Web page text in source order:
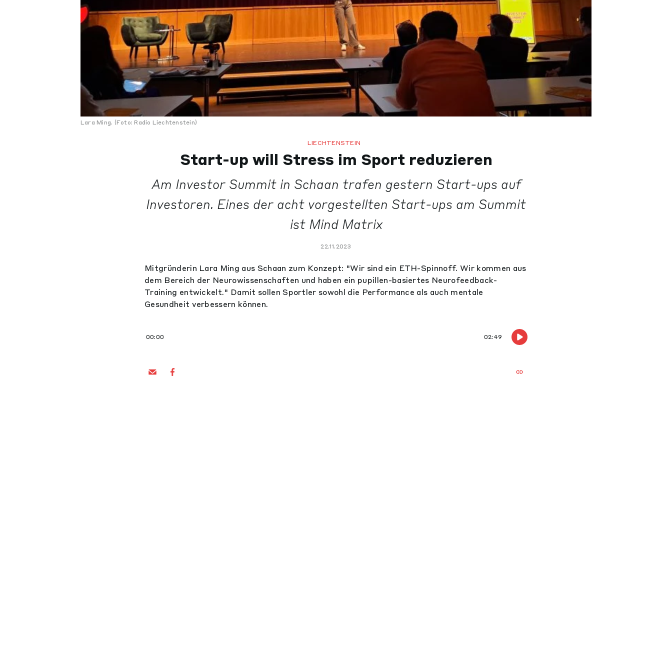
Lara Ming. (Foto: Radio Liechtenstein)
LIECHTENSTEIN
Start-up will Stress im Sport reduzieren
Am Investor Summit in Schaan trafen gestern Start-ups auf
Investoren. Eines der acht vorgestellten Start-ups am Summit
ist Mind Matrix
22.11.2023
Mitgründerin Lara Ming aus Schaan zum Konzept: "Wir sind ein ETH-Spinnoff. Wir kommen aus
dem Bereich der Neurowissenschaften und haben ein pupillen-basiertes Neurofeedback-
Training entwickelt." Damit sollen Sportler sowohl die Performance als auch mentale
Gesundheit verbessern können.
00:00 02:49